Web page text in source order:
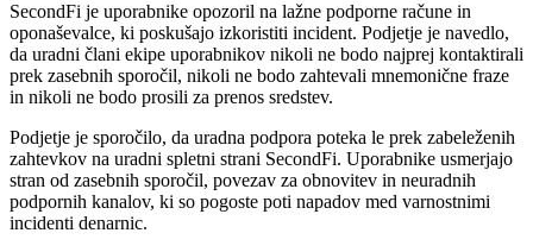
SecondFi je uporabnike opozoril na lažne podporne račune in
oponaševalce, ki poskušajo izkoristiti incident. Podjetje je navedlo,
da uradni člani ekipe uporabnikov nikoli ne bodo najprej kontaktirali
prek zasebnih sporočil, nikoli ne bodo zahtevali mnemonične fraze
in nikoli ne bodo prosili za prenos sredstev.
Podjetje je sporočilo, da uradna podpora poteka le prek zabeleženih
zahtevkov na uradni spletni strani SecondFi. Uporabnike usmerjajo
stran od zasebnih sporočil, povezav za obnovitev in neuradnih
podpornih kanalov, ki so pogoste poti napadov med varnostnimi
incidenti denarnic.